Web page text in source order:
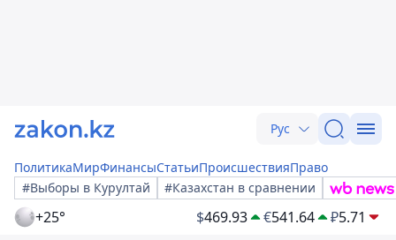
Рус
ПолитикаМирФинансыСтатьиПроисшествияПраво
#Выборы в Курултай
#Казахстан в сравнении
+25° $469.93 €541.64 ₽5.71